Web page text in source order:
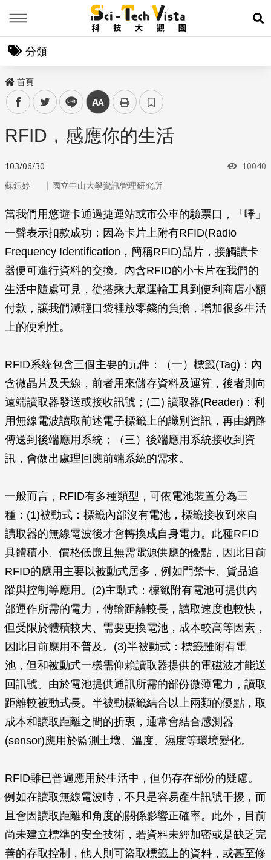
展
分類
首頁
facebooktwitter line 中
RFID，感應你的生活
103/06/30 瀏覽次
10040
蘇鈺婷 ｜ 國立中山大學資訊管理研究所
當我們用悠遊卡通過捷運站或市公車的驗票口，「嗶」
一聲表示扣款成功；因為卡片上附有RFID(Radio
Frequency Identification，簡稱RFID)晶片，接觸讀卡
器便可進行資料的交換。內含RFID的小卡片在我們的
生活中隨處可見，從搭乘大眾運輸工具到便利商店小額
付款，讓我們減輕口袋裡放零錢的負擔，增加很多生活
上的便利性。
RFID系統包含三個主要的元件：（一）標籤(Tag)：內
含微晶片及天線，前者用來儲存資料及運算，後者則向
遠端讀取器發送或接收訊號；(二) 讀取器(Reader)：利
用無線電波讀取前述電子標籤上的識別資訊，再由網路
傳送到後端應用系統；（三）後端應用系統接收到資
訊，會做出處理回應前端系統的需求。
一般而言，RFID有多種類型，可依電池裝置分為三
種：(1)被動式：標籤內部沒有電池，標籤接收到來自
讀取器的無線電波後才會轉換成自身電力。此種RFID
具體積小、價格低廉且無需電源供應的優點，因此目前
RFID的應用主要以被動式居多，例如門禁卡、貨品追
蹤與控制等應用。(2)主動式：標籤附有電池可提供內
部運作所需的電力，傳輸距離較長，讀取速度也較快，
但受限於體積較大、需要更換電池，成本較高等因素，
因此目前應用不普及。(3)半被動式：標籤雖附有電
池，但和被動式一樣需仰賴讀取器提供的電磁波才能送
回訊號。由於電池提供通訊所需的部份微薄電力，讀取
距離較被動式長。半被動標籤結合以上兩類的優點，取
成本和讀取距離之間的折衷，通常會結合感測器
(sensor)應用於監測土壤、溫度、濕度等環境變化。
RFID雖已普遍應用於生活中，但仍存在部份的疑慮。
例如在讀取無線電波時，不只是容易產生訊號干擾，而
且會因讀取距離和角度的關係影響正確率。此外，目前
尚未建立標準的安全技術，若資料未經加密或是缺乏完
善的存取控制，他人則可盜取標籤上的資料，或甚至修